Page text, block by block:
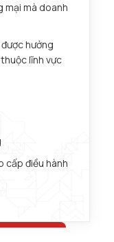
mại mà doanh
được hưởng
lĩnh vực
cấp điều hành